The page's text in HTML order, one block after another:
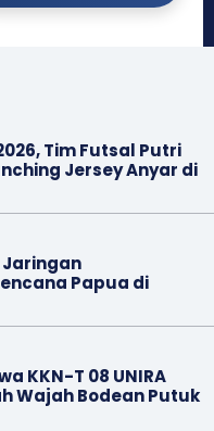
Tim Futsal Putri
Jersey Anyar di
Jaringan
Papua di
KKN-T 08 UNIRA
Wajah ‎Bodean Putuk